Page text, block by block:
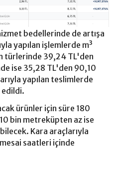
bedellerinde de artışa
yapılan işlemlerde m³
türlerinde 39,24 TL'den
ise 35,28 TL'den 90,10
yapılan teslimlerde
edildi.
ürünler için süre 180
bin metreküpten az ise
Kara araçlarıyla
saatleri içinde